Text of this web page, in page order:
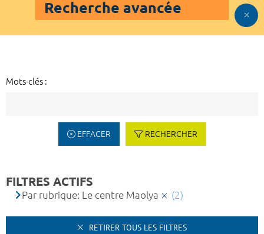
Recherche avancée
Mots-clés :
EFFACER RECHERCHER
FILTRES ACTIFS
Par rubrique: Le centre Maolya (2)
RETIRER TOUS LES FILTRES